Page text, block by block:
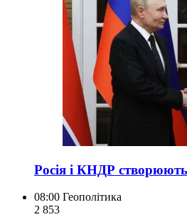
Росія і КНДР створюють
08:00 Геополітика
2 853